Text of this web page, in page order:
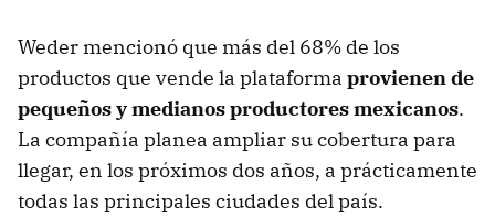
Weder mencionó que más del 68% de los
productos que vende la plataforma provienen de
pequeños y medianos productores mexicanos.
La compañía planea ampliar su cobertura para
llegar, en los próximos dos años, a prácticamente
todas las principales ciudades del país.